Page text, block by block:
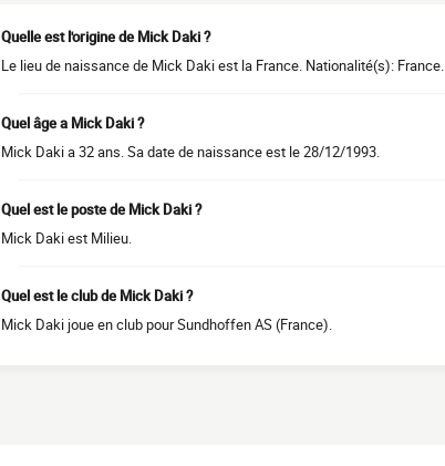
Quelle est l'origine de Mick Daki ?
Le lieu de naissance de Mick Daki est la France. Nationalité(s): France.
Quel âge a Mick Daki ?
Mick Daki a 32 ans. Sa date de naissance est le 28/12/1993.
Quel est le poste de Mick Daki ?
Mick Daki est Milieu.
Quel est le club de Mick Daki ?
Mick Daki joue en club pour Sundhoffen AS (France).